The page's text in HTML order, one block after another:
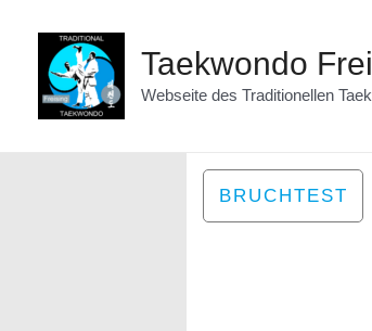
springen
Taekwondo
Webseite des Traditionellen
BRUCHTEST